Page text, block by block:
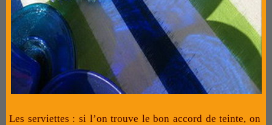
Les serviettes : si l’on trouve le bon accord de teinte, on